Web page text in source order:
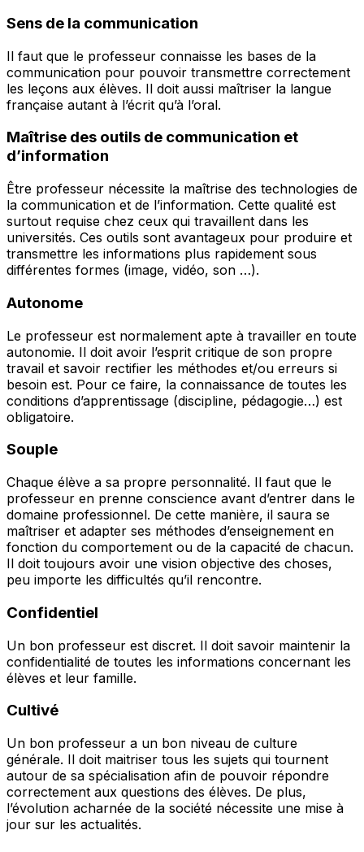
Sens de la communication
Il faut que le professeur connaisse les bases de la
communication pour pouvoir transmettre correctement
les leçons aux élèves. Il doit aussi maîtriser la langue
française autant à l’écrit qu’à l’oral.
Maîtrise des outils de communication et
d’information
Être professeur nécessite la maîtrise des technologies de
la communication et de l’information. Cette qualité est
surtout requise chez ceux qui travaillent dans les
universités. Ces outils sont avantageux pour produire et
transmettre les informations plus rapidement sous
différentes formes (image, vidéo, son …).
Autonome
Le professeur est normalement apte à travailler en toute
autonomie. Il doit avoir l’esprit critique de son propre
travail et savoir rectifier les méthodes et/ou erreurs si
besoin est. Pour ce faire, la connaissance de toutes les
conditions d’apprentissage (discipline, pédagogie…) est
obligatoire.
Souple
Chaque élève a sa propre personnalité. Il faut que le
professeur en prenne conscience avant d’entrer dans le
domaine professionnel. De cette manière, il saura se
maîtriser et adapter ses méthodes d’enseignement en
fonction du comportement ou de la capacité de chacun.
Il doit toujours avoir une vision objective des choses,
peu importe les difficultés qu’il rencontre.
Confidentiel
Un bon professeur est discret. Il doit savoir maintenir la
confidentialité de toutes les informations concernant les
élèves et leur famille.
Cultivé
Un bon professeur a un bon niveau de culture
générale. Il doit maitriser tous les sujets qui tournent
autour de sa spécialisation afin de pouvoir répondre
correctement aux questions des élèves. De plus,
l’évolution acharnée de la société nécessite une mise à
jour sur les actualités.